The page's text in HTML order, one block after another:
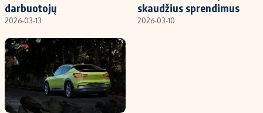
darbuotojų
2026-03-13
skaudžius sprendimus
2026-03-10